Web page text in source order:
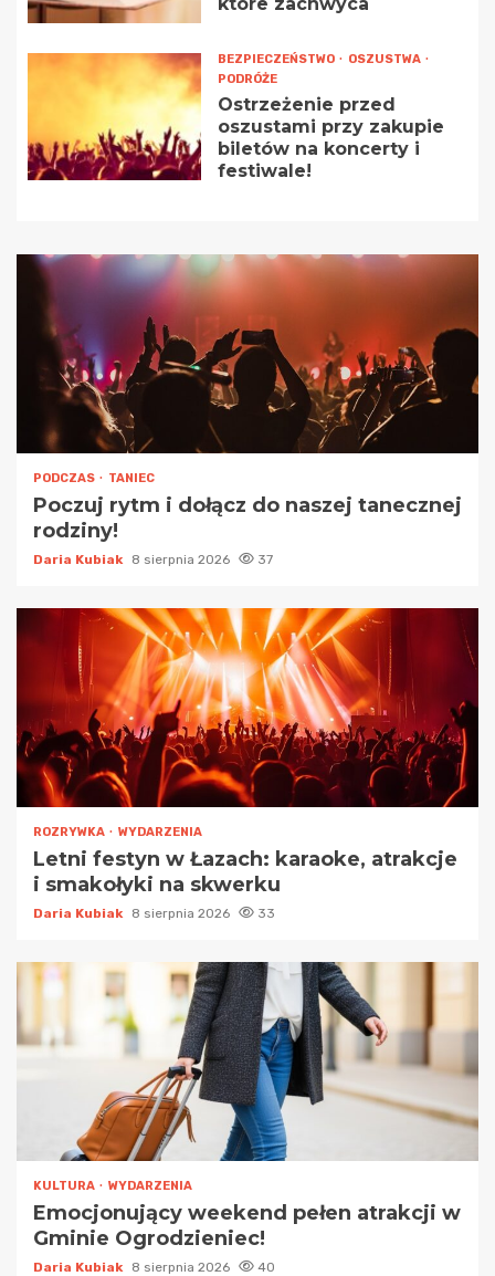
BEZPIECZEŃSTWO
OSZUSTWA
PODRÓŻE
Ostrzeżenie przed
oszustami przy zakupie
biletów na koncerty i
festiwale!
PODCZAS TANIEC
Poczuj rytm i dołącz do naszej tanecznej
rodziny!
Daria Kubiak 8 sierpnia 2026 37
ROZRYWKA WYDARZENIA
Letni festyn w Łazach: karaoke, atrakcje
i smakołyki na skwerku
Daria Kubiak 8 sierpnia 2026 33
KULTURA WYDARZENIA
Emocjonujący weekend pełen atrakcji w
Gminie Ogrodzieniec!
Daria Kubiak 8 sierpnia 2026 40